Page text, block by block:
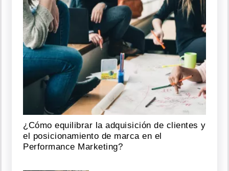
¿Cómo equilibrar la adquisición de clientes y
el posicionamiento de marca en el
Performance Marketing?